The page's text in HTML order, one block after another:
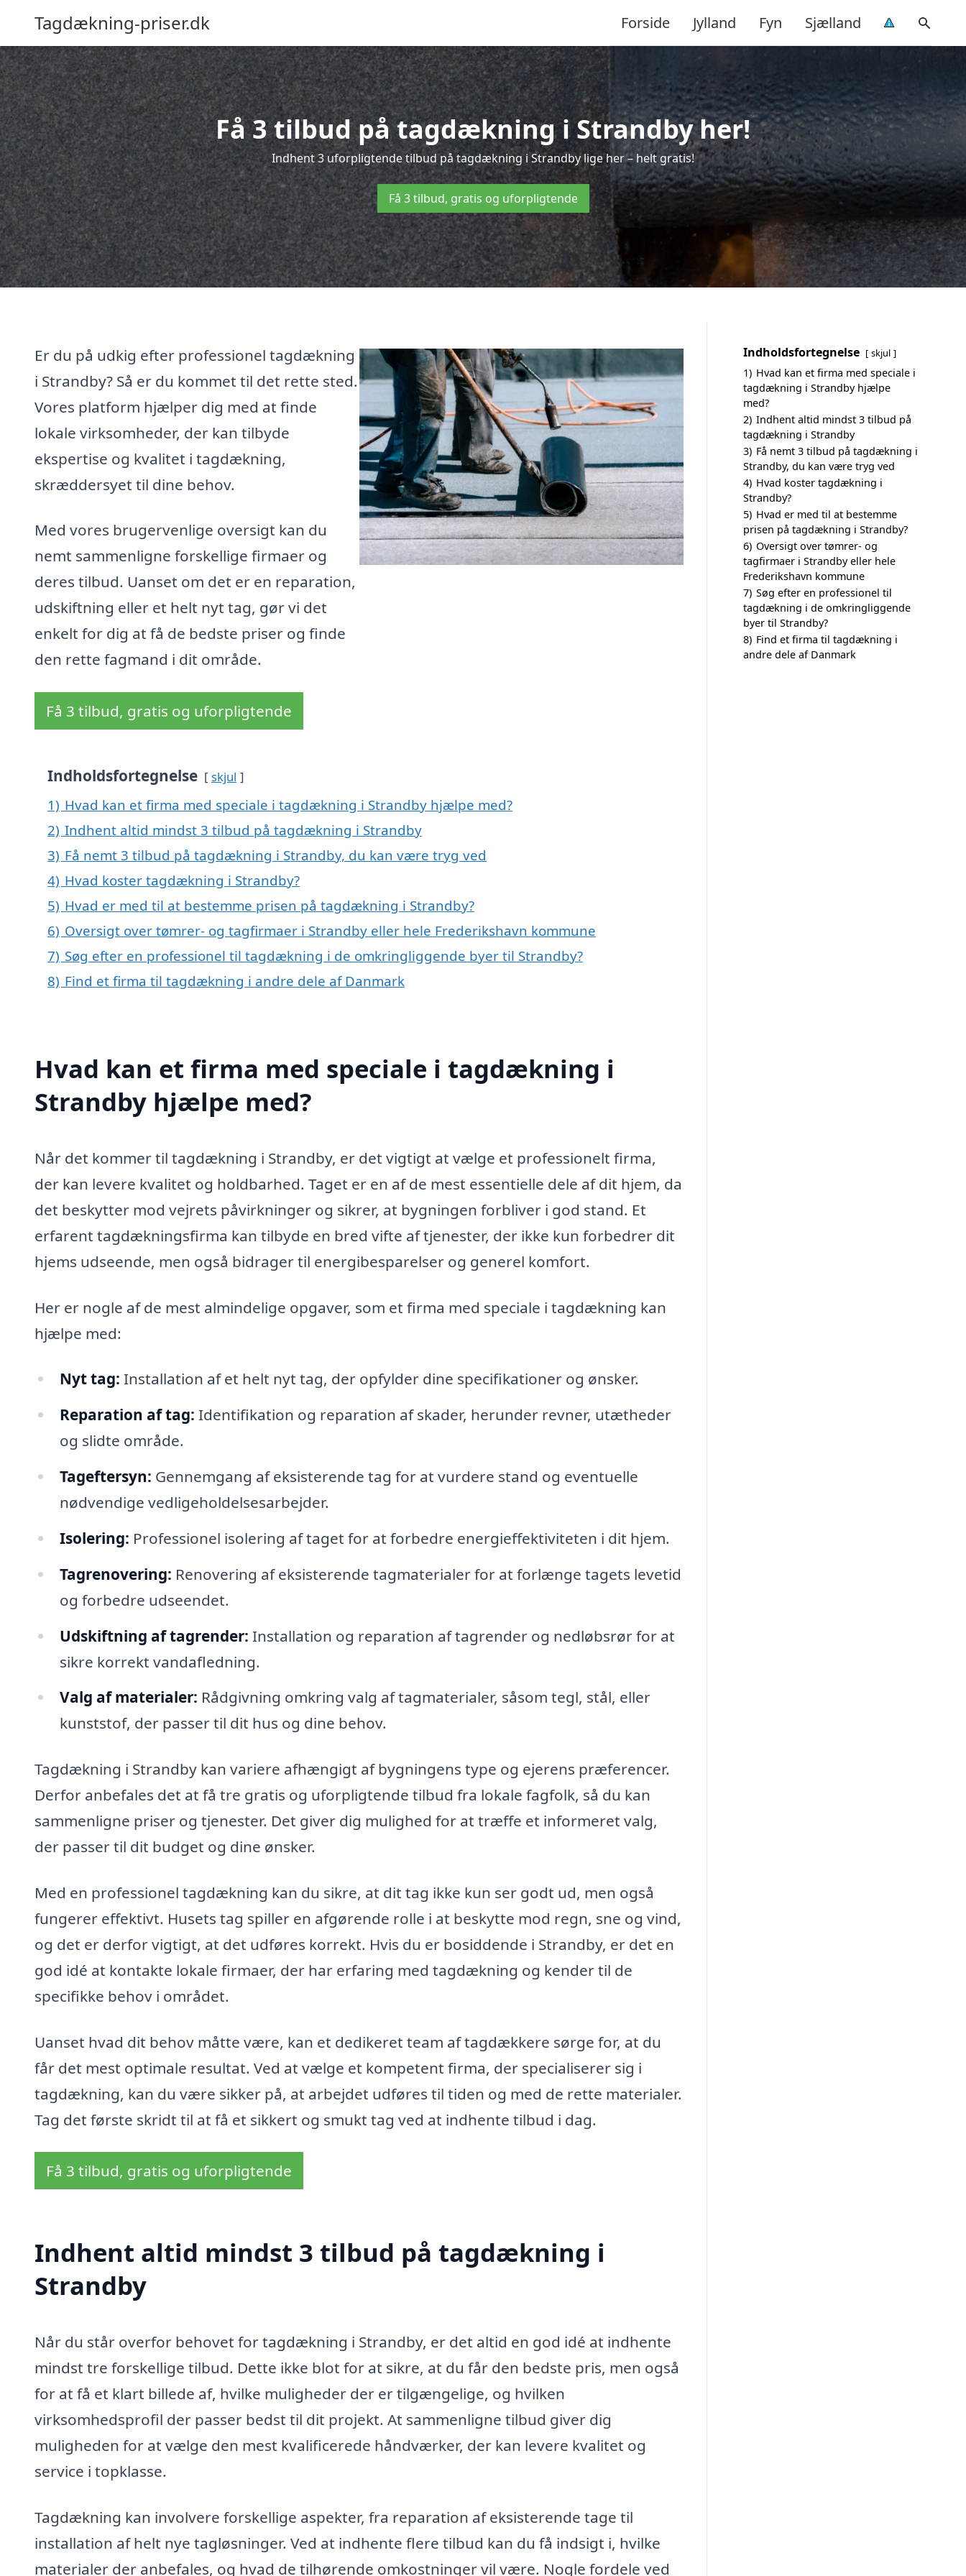
Tagdækning-priser.dk Forside Jylland Fyn Sjælland
Få 3 tilbud på tagdækning i Strandby her!
Indhent 3 uforpligtende tilbud på tagdækning i Strandby lige her – helt gratis!
Få 3 tilbud, gratis og uforpligtende
Er du på udkig efter professionel tagdækning
i Strandby? Så er du kommet til det rette sted.
Vores platform hjælper dig med at finde
lokale virksomheder, der kan tilbyde
ekspertise og kvalitet i tagdækning,
skræddersyet til dine behov.
Med vores brugervenlige oversigt kan du
nemt sammenligne forskellige firmaer og
deres tilbud. Uanset om det er en reparation,
udskiftning eller et helt nyt tag, gør vi det
enkelt for dig at få de bedste priser og finde
den rette fagmand i dit område.
Få 3 tilbud, gratis og uforpligtende
Indholdsfortegnelse skjul
1) Hvad kan et firma med speciale i tagdækning i Strandby hjælpe med?
2) Indhent altid mindst 3 tilbud på tagdækning i Strandby
3) Få nemt 3 tilbud på tagdækning i Strandby, du kan være tryg ved
4) Hvad koster tagdækning i Strandby?
5) Hvad er med til at bestemme prisen på tagdækning i Strandby?
6) Oversigt over tømrer- og tagfirmaer i Strandby eller hele Frederikshavn kommune
7) Søg efter en professionel til tagdækning i de omkringliggende byer til Strandby?
8) Find et firma til tagdækning i andre dele af Danmark
Hvad kan et firma med speciale i tagdækning i
Strandby hjælpe med?
Når det kommer til tagdækning i Strandby, er det vigtigt at vælge et professionelt firma,
der kan levere kvalitet og holdbarhed. Taget er en af de mest essentielle dele af dit hjem, da
det beskytter mod vejrets påvirkninger og sikrer, at bygningen forbliver i god stand. Et
erfarent tagdækningsfirma kan tilbyde en bred vifte af tjenester, der ikke kun forbedrer dit
hjems udseende, men også bidrager til energibesparelser og generel komfort.
Her er nogle af de mest almindelige opgaver, som et firma med speciale i tagdækning kan
hjælpe med:
Nyt tag: Installation af et helt nyt tag, der opfylder dine specifikationer og ønsker.
Reparation af tag: Identifikation og reparation af skader, herunder revner, utætheder
og slidte område.
Tageftersyn: Gennemgang af eksisterende tag for at vurdere stand og eventuelle
nødvendige vedligeholdelsesarbejder.
Isolering: Professionel isolering af taget for at forbedre energieffektiviteten i dit hjem.
Tagrenovering: Renovering af eksisterende tagmaterialer for at forlænge tagets levetid
og forbedre udseendet.
Udskiftning af tagrender: Installation og reparation af tagrender og nedløbsrør for at
sikre korrekt vandafledning.
Valg af materialer: Rådgivning omkring valg af tagmaterialer, såsom tegl, stål, eller
kunststof, der passer til dit hus og dine behov.
Tagdækning i Strandby kan variere afhængigt af bygningens type og ejerens præferencer.
Derfor anbefales det at få tre gratis og uforpligtende tilbud fra lokale fagfolk, så du kan
sammenligne priser og tjenester. Det giver dig mulighed for at træffe et informeret valg,
der passer til dit budget og dine ønsker.
Med en professionel tagdækning kan du sikre, at dit tag ikke kun ser godt ud, men også
fungerer effektivt. Husets tag spiller en afgørende rolle i at beskytte mod regn, sne og vind,
og det er derfor vigtigt, at det udføres korrekt. Hvis du er bosiddende i Strandby, er det en
god idé at kontakte lokale firmaer, der har erfaring med tagdækning og kender til de
specifikke behov i området.
Uanset hvad dit behov måtte være, kan et dedikeret team af tagdækkere sørge for, at du
får det mest optimale resultat. Ved at vælge et kompetent firma, der specialiserer sig i
tagdækning, kan du være sikker på, at arbejdet udføres til tiden og med de rette materialer.
Tag det første skridt til at få et sikkert og smukt tag ved at indhente tilbud i dag.
Få 3 tilbud, gratis og uforpligtende
Indhent altid mindst 3 tilbud på tagdækning i
Strandby
Når du står overfor behovet for tagdækning i Strandby, er det altid en god idé at indhente
mindst tre forskellige tilbud. Dette ikke blot for at sikre, at du får den bedste pris, men også
for at få et klart billede af, hvilke muligheder der er tilgængelige, og hvilken
virksomhedsprofil der passer bedst til dit projekt. At sammenligne tilbud giver dig
muligheden for at vælge den mest kvalificerede håndværker, der kan levere kvalitet og
service i topklasse.
Tagdækning kan involvere forskellige aspekter, fra reparation af eksisterende tage til
installation af helt nye tagløsninger. Ved at indhente flere tilbud kan du få indsigt i, hvilke
materialer der anbefales, og hvad de tilhørende omkostninger vil være. Nogle fordele ved
Indholdsfortegnelse skjul
1) Hvad kan et firma med speciale i
tagdækning i Strandby hjælpe
med?
2) Indhent altid mindst 3 tilbud på
tagdækning i Strandby
3) Få nemt 3 tilbud på tagdækning i
Strandby, du kan være tryg ved
4) Hvad koster tagdækning i
Strandby?
5) Hvad er med til at bestemme
prisen på tagdækning i Strandby?
6) Oversigt over tømrer- og
tagfirmaer i Strandby eller hele
Frederikshavn kommune
7) Søg efter en professionel til
tagdækning i de omkringliggende
byer til Strandby?
8) Find et firma til tagdækning i
andre dele af Danmark